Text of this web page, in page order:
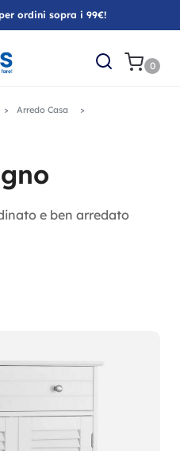
ordini sopra i 99€!
0
Arredo Casa
e ben arredato